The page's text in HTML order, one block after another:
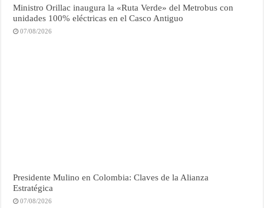
Ministro Orillac inaugura la «Ruta Verde» del Metrobus con
unidades 100% eléctricas en el Casco Antiguo
07/08/2026
Presidente Mulino en Colombia: Claves de la Alianza
Estratégica
07/08/2026